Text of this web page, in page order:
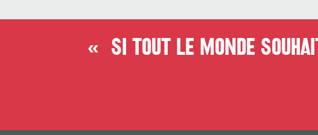
« Si tout le monde